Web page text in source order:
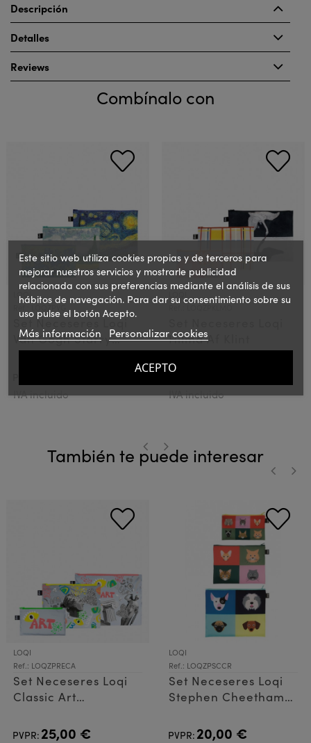
Descripción
Detalles
Reviews
Combínalo con
LOQI
Ref.: LOQZPVG
Set Neceseres Loqi
Van Gogh Starry
Night
IVA incluido
Hilma Af Klint
IVA incluido
También te puede interesar
LOQI
Ref.: LOQZPRECA
Set Neceseres Loqi
Classic Art
PVPR: 25,00 €
LOQI
Ref.: LOQZPSCCR
Set Neceseres Loqi
Stephen Cheetham
PVPR: 20,00 €
Este sitio web utiliza cookies propias y de terceros para
mejorar nuestros servicios y mostrarle publicidad
relacionada con sus preferencias mediante el análisis de sus
hábitos de navegación. Para dar su consentimiento sobre su
uso pulse el botón Acepto.
Más información Personalizar cookies
ACEPTO